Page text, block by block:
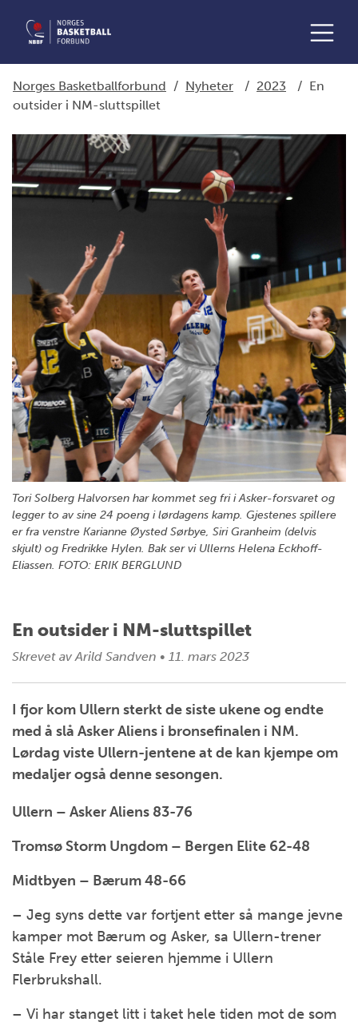
Norges Basketballforbund / Nyheter / 2023 / En
outsider i NM-sluttspillet
Tori Solberg Halvorsen har kommet seg fri i Asker-forsvaret og
legger to av sine 24 poeng i lørdagens kamp. Gjestenes spillere
er fra venstre Karianne Øysted Sørbye, Siri Granheim (delvis
skjult) og Fredrikke Hylen. Bak ser vi Ullerns Helena Eckhoff-
Eliassen. FOTO: ERIK BERGLUND
En outsider i NM-sluttspillet
Skrevet av Arild Sandven • 11. mars 2023
I fjor kom Ullern sterkt de siste ukene og endte
med å slå Asker Aliens i bronsefinalen i NM.
Lørdag viste Ullern-jentene at de kan kjempe om
medaljer også denne sesongen.
Ullern – Asker Aliens 83-76
Tromsø Storm Ungdom – Bergen Elite 62-48
Midtbyen – Bærum 48-66
– Jeg syns dette var fortjent etter så mange jevne
kamper mot Bærum og Asker, sa Ullern-trener
Ståle Frey etter seieren hjemme i Ullern
Flerbrukshall.
– Vi har stanget litt i taket hele tiden mot de som